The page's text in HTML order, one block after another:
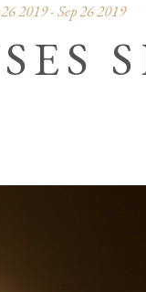
2019 - Sep 26 2019